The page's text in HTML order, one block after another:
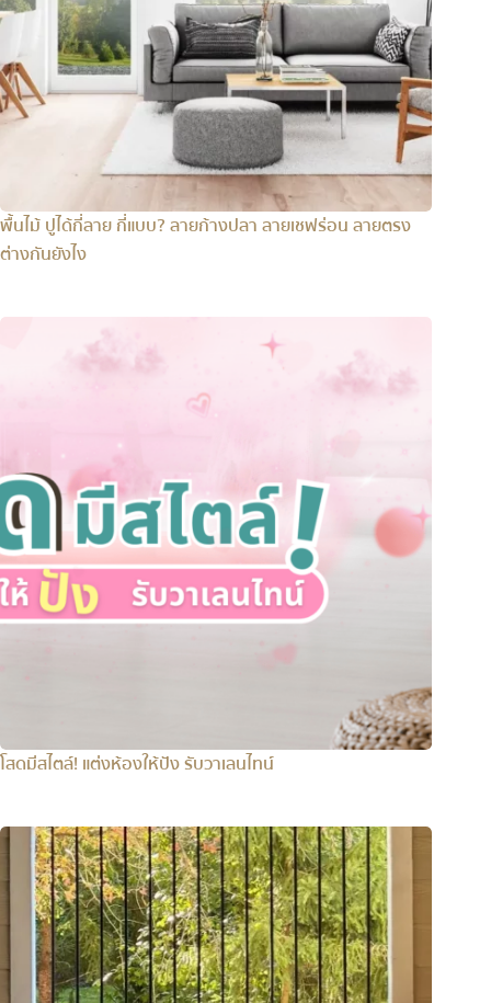
พื้นไม้ ปูได้กี่ลาย กี่แบบ? ลายก้างปลา ลายเชฟร่อน ลายตรง
ต่างกันยังไง
โสดมีสไตล์! แต่งห้องให้ปัง รับวาเลนไทน์